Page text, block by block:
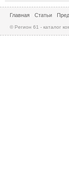
Главная Статьи
© Регион 61 - каталог